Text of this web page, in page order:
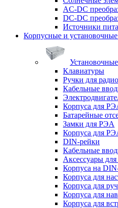
AC-DC
DC-DC
Источники
Корпусные и установочные
Клавиатуры
Ручки для
Кабельные
Корпуса для
Батарейные
Замки для РЭА
Корпуса для
DIN-рейки
Кабельные
Аксессуары для
Корпуса на
Корпуса для
Корпуса для
Корпуса для
Корпуса для